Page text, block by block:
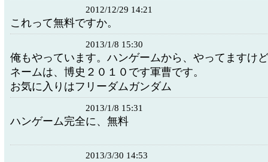
2012/12/29 14:21
これって無料ですか。
2013/1/8 15:30
俺もやっています。ハンゲームから、やってますけ
ネームは、博史２０１０です軍曹です。
お気に入りはフリーダムガンダム
2013/1/8 15:31
ハンゲーム完全に、無料
2013/3/30 14:53